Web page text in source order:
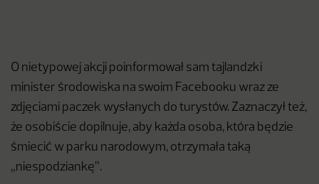
O nietypowej akcji poinformował sam tajlandzki
minister środowiska na swoim Facebooku wraz ze
zdjęciami paczek wysłanych do turystów. Zaznaczył też,
że osobiście dopilnuje, aby każda osoba, która będzie
śmiecić w parku narodowym, otrzymała taką
„niespodziankę”.